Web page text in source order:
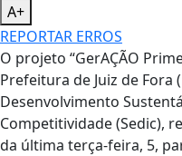
A+
REPORTAR ERROS
O projeto “GerAÇÃO
Prefeitura de Juiz de Fora
Desenvolvimento
Competitividade (Sedic),
da última terça-feira, 5,